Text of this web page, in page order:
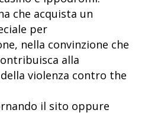
che acquista un
per
nella convinzione che
alla
violenza contro the
il sito oppure